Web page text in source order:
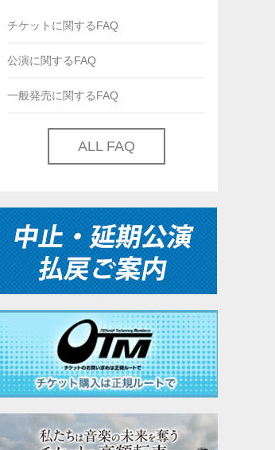
チケットに関するFAQ
公演に関するFAQ
一般発売に関するFAQ
ALL FAQ